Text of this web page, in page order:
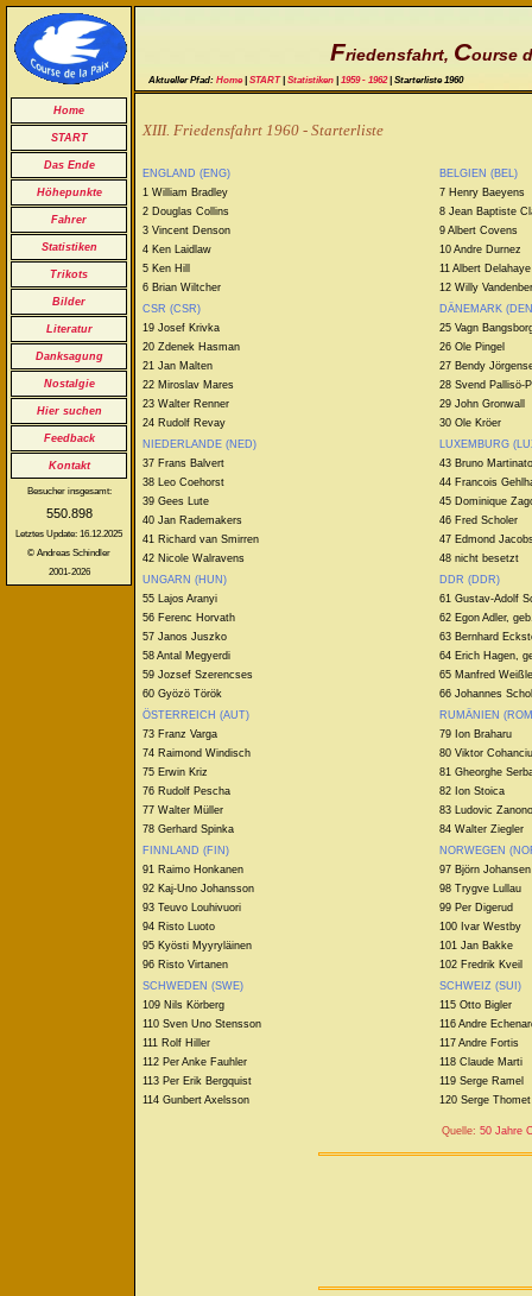
Friedensfahrt, Course
Home
START
Das Ende
Höhepunkte
Fahrer
Statistiken
Trikots
Bilder
Literatur
Danksagung
Nostalgie
Hier suchen
Feedback
Kontakt
Besucher insgesamt:
550.898
Letztes Update: 16.12.2025
© Andreas Schindler
2001-2026
Aktueller Pfad: Home| START| Statistiken 1959 - 1962| Starterliste 1960
XIII. Friedensfahrt 1960 - Starterliste
ENGLAND (ENG)
1 William Bradley
2 Douglas Collins
3 Vincent Denson
4 Ken Laidlaw
5 Ken Hill
6 Brian Wiltcher
BELGIEN (BEL)
7 Henry Baeyens
8 Jean Baptiste
9 Albert Covens
10 Andre Durnez
11 Albert Delahaye
12 Willy
CSR (CSR)
19 Josef Krivka
20 Zdenek Hasman
21 Jan Malten
22 Miroslav Mares
23 Walter Renner
24 Rudolf Revay
DÄNEMARK
25 Vagn
26 Ole Pingel
27 Bendy
28 Svend Pallisö-
29 John Gronwall
30 Ole Kröer
NIEDERLANDE (NED)
37 Frans Balvert
38 Leo Coehorst
39 Gees Lute
40 Jan Rademakers
41 Richard van Smirren
42 Nicole Walravens
LUXEMBURG
43 Bruno Martinato
44 Francois
45 Dominique
46 Fred Scholer
47 Edmond
48 nicht besetzt
UNGARN (HUN)
55 Lajos Aranyi
56 Ferenc Horvath
57 Janos Juszko
58 Antal Megyerdi
59 Jozsef Szerencses
60 Gyözö Török
DDR (DDR)
61 Gustav-Adolf
62 Egon Adler,
63 Bernhard
64 Erich Hagen,
65 Manfred
66 Johannes
ÖSTERREICH (AUT)
73 Franz Varga
74 Raimond Windisch
75 Erwin Kriz
76 Rudolf Pescha
77 Walter Müller
78 Gerhard Spinka
RUMÄNIEN
79 Ion Braharu
80 Viktor
81 Gheorghe
82 Ion Stoica
83 Ludovic Zanono
84 Walter Ziegler
FINNLAND (FIN)
91 Raimo Honkanen
92 Kaj-Uno Johansson
93 Teuvo Louhivuori
94 Risto Luoto
95 Kyösti Myyryläinen
96 Risto Virtanen
NORWEGEN
97 Björn Johansen
98 Trygve Lullau
99 Per Digerud
100 Ivar Westby
101 Jan Bakke
102 Fredrik Kveil
SCHWEDEN (SWE)
109 Nils Körberg
110 Sven Uno Stensson
111 Rolf Hiller
112 Per Anke Fauhler
113 Per Erik Bergquist
114 Gunbert Axelsson
SCHWEIZ (SUI)
115 Otto Bigler
116 Andre
117 Andre Fortis
118 Claude Marti
119 Serge Ramel
120 Serge Thomet
Quelle: 50 Jahre